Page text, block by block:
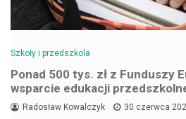
Szkoły i przedszkola
Ponad 500 tys. zł z Funduszy
wsparcie edukacji
Radosław Kowalczyk 30 czerwca